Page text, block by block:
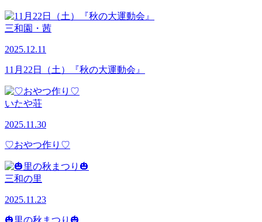
三和園・茜
2025.12.11
11月22日（土）『秋の大運動会』
いたや荘
2025.11.30
♡おやつ作り♡
三和の里
2025.11.23
🎃里の秋まつり🎃